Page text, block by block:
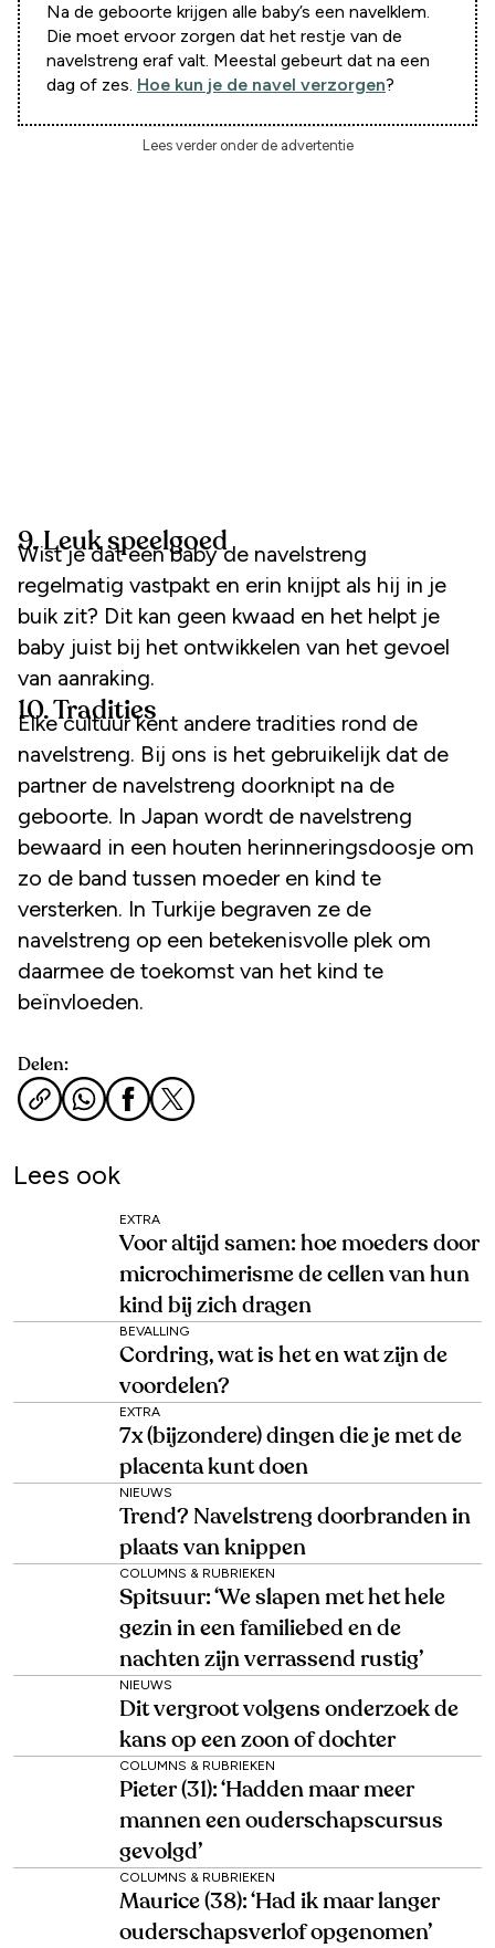
Na de geboorte krijgen alle baby’s een navelklem.
Die moet ervoor zorgen dat het restje van de
navelstreng eraf valt. Meestal gebeurt dat na een
dag of zes. Hoe kun je de navel verzorgen?
Lees verder onder de advertentie
9. Leuk speelgoed
Wist je dat een baby de navelstreng
regelmatig vastpakt en erin knijpt als hij in je
buik zit? Dit kan geen kwaad en het helpt je
baby juist bij het ontwikkelen van het gevoel
van aanraking.
10. Tradities
Elke cultuur kent andere tradities rond de
navelstreng. Bij ons is het gebruikelijk dat de
partner de navelstreng doorknipt na de
geboorte. In Japan wordt de navelstreng
bewaard in een houten herinneringsdoosje om
zo de band tussen moeder en kind te
versterken. In Turkije begraven ze de
navelstreng op een betekenisvolle plek om
daarmee de toekomst van het kind te
beïnvloeden.
Delen:
Lees ook
EXTRA
Voor altijd samen: hoe moeders door
microchimerisme de cellen van hun
kind bij zich dragen
BEVALLING
Cordring, wat is het en wat zijn de
voordelen?
EXTRA
7x (bijzondere) dingen die je met de
placenta kunt doen
NIEUWS
Trend? Navelstreng doorbranden in
plaats van knippen
COLUMNS & RUBRIEKEN
Spitsuur: ‘We slapen met het hele
gezin in een familiebed en de
nachten zijn verrassend rustig’
NIEUWS
Dit vergroot volgens onderzoek de
kans op een zoon of dochter
COLUMNS & RUBRIEKEN
Pieter (31): ‘Hadden maar meer
mannen een ouderschapscursus
gevolgd’
COLUMNS & RUBRIEKEN
Maurice (38): ‘Had ik maar langer
ouderschapsverlof opgenomen’